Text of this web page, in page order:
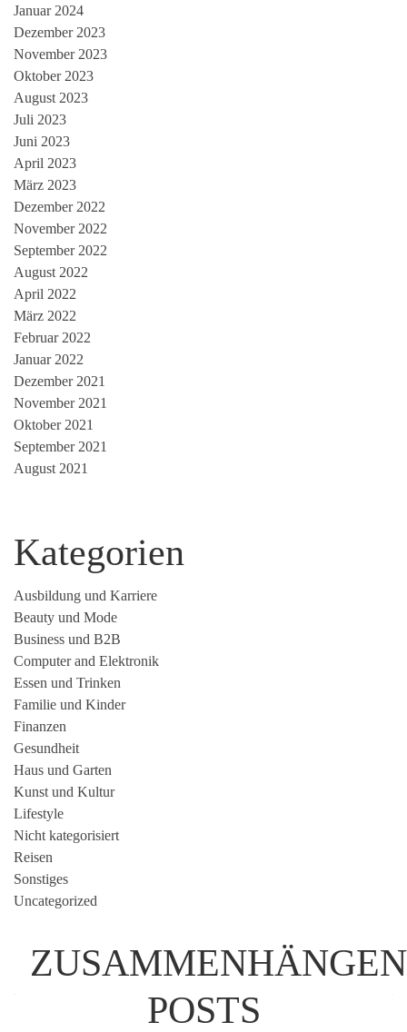
Januar 2024
Dezember 2023
November 2023
Oktober 2023
August 2023
Juli 2023
Juni 2023
April 2023
März 2023
Dezember 2022
November 2022
September 2022
August 2022
April 2022
März 2022
Februar 2022
Januar 2022
Dezember 2021
November 2021
Oktober 2021
September 2021
August 2021
Kategorien
Ausbildung und Karriere
Beauty und Mode
Business und B2B
Computer and Elektronik
Essen und Trinken
Familie und Kinder
Finanzen
Gesundheit
Haus und Garten
Kunst und Kultur
Lifestyle
Nicht kategorisiert
Reisen
Sonstiges
Uncategorized
POSTS